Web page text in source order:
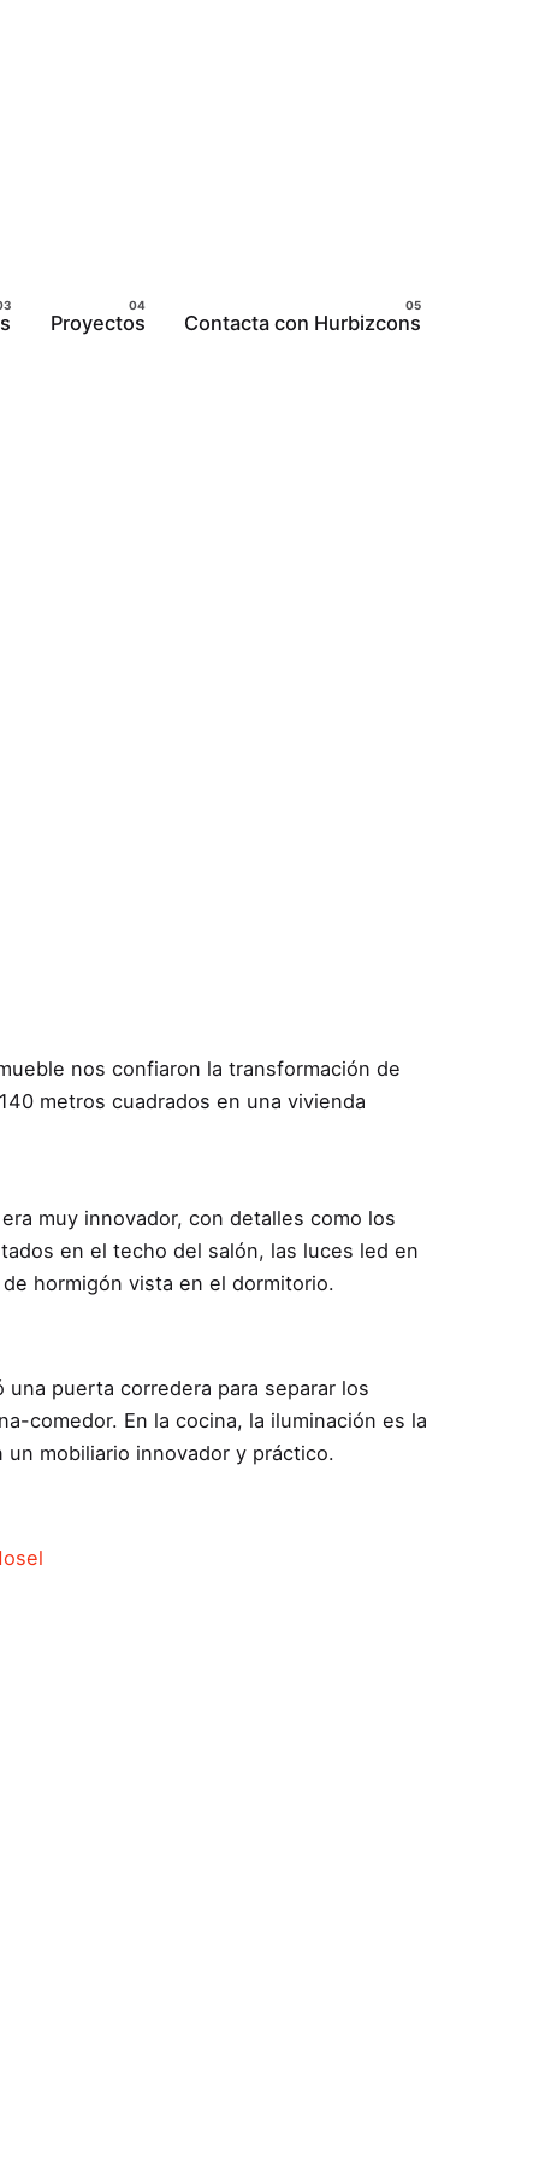
Proyectos Contacta con Hurbizcons
nos confiaron la transformación de
metros cuadrados en una vivienda
muy innovador, con detalles como los
en el techo del salón, las luces led en
hormigón vista en el dormitorio.
una puerta corredera para separar los
comedor. En la cocina, la iluminación es la
mobiliario innovador y práctico.